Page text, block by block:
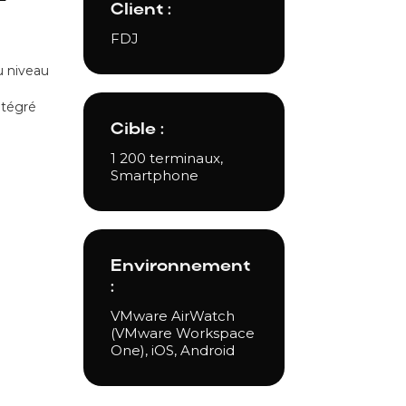
niveau
Client :
FDJ
Cible :
1 200 terminaux,
Smartphone
Environnement
:
VMware AirWatch
(VMware Workspace
One), iOS, Android